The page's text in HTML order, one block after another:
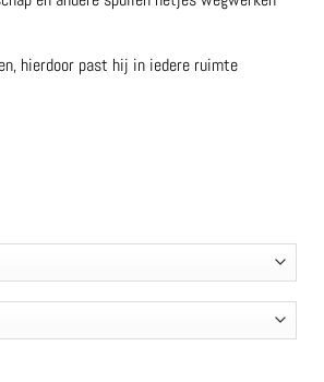
hierdoor past hij in iedere ruimte
aantal